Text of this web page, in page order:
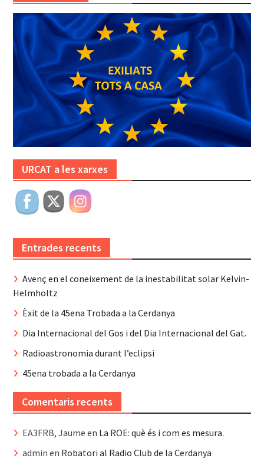
URCAT a les xarxes
Entrades recents
Avenç en el coneixement de la inestabilitat solar Kelvin-
Helmholtz
Èxit de la 45ena Trobada a la Cerdanya
Dia Internacional del Gos i del Dia Internacional del Gat.
Radioastronomia durant l’eclipsi
45ena trobada a la Cerdanya
Comentaris recents
EA3FRB, Jaume en La ROE: què és i com es mesura.
admin en Robatori al Radio Club de la Cerdanya